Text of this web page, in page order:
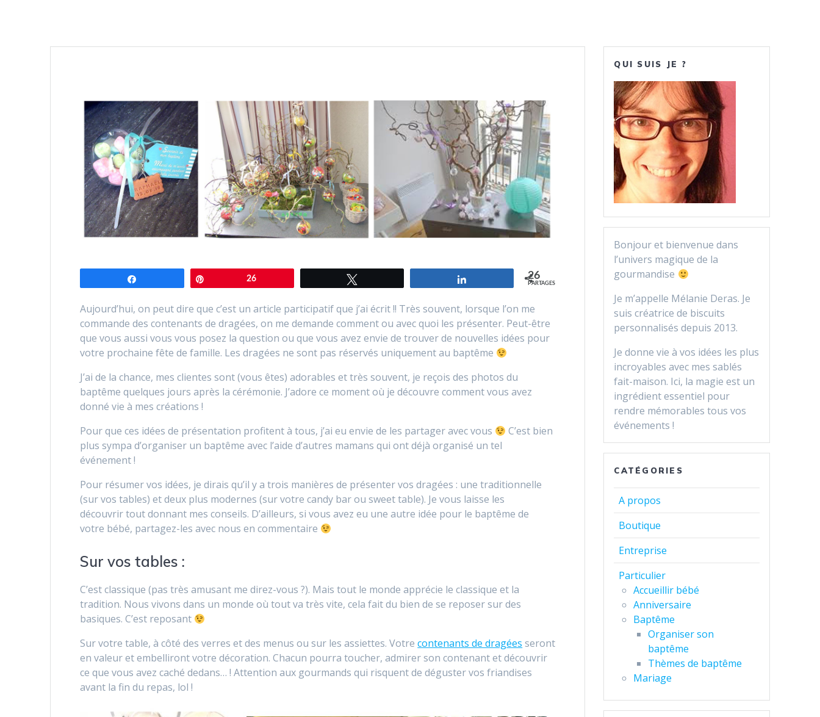
26 26
PARTAGES
Aujourd’hui, on peut dire que c’est un article participatif que j’ai écrit !! Très souvent, lorsque l’on me
commande des contenants de dragées, on me demande comment ou avec quoi les présenter. Peut-être
que vous aussi vous vous posez la question ou que vous avez envie de trouver de nouvelles idées pour
votre prochaine fête de famille. Les dragées ne sont pas réservés uniquement au baptême
J’ai de la chance, mes clientes sont (vous êtes) adorables et très souvent, je reçois des photos du
baptême quelques jours après la cérémonie. J’adore ce moment où je découvre comment vous avez
donné vie à mes créations !
Pour que ces idées de présentation profitent à tous, j’ai eu envie de les partager avec vous
C’est bien
plus sympa d’organiser un baptême avec l’aide d’autres mamans qui ont déjà organisé un tel
événement !
Pour résumer vos idées, je dirais qu’il y a trois manières de présenter vos dragées : une traditionnelle
(sur vos tables) et deux plus modernes (sur votre candy bar ou sweet table). Je vous laisse les
découvrir tout donnant mes conseils. D’ailleurs, si vous avez eu une autre idée pour le baptême de
votre bébé, partagez-les avec nous en commentaire
Sur vos tables :
C’est classique (pas très amusant me direz-vous ?). Mais tout le monde apprécie le classique et la
tradition. Nous vivons dans un monde où tout va très vite, cela fait du bien de se reposer sur des
basiques. C’est reposant
Sur votre table, à côté des verres et des menus ou sur les assiettes. Votrecontenants de dragées seront
en valeur et embelliront votre décoration. Chacun pourra toucher, admirer son contenant et découvrir
ce que vous avez caché dedans… ! Attention aux gourmands qui risquent de déguster vos friandises
avant la fin du repas, lol !
QUI SUIS JE ?
Bonjour et bienvenue dans
l’univers magique de la
gourmandise
Je m’appelle Mélanie Deras. Je
suis créatrice de biscuits
personnalisés depuis 2013.
Je donne vie à vos idées les plus
incroyables avec mes sablés
fait-maison. Ici, la magie est un
ingrédient essentiel pour
rendre mémorables tous vos
événements !
CATÉGORIES
A propos
Boutique
Entreprise
Particulier
Accueillir bébé
Anniversaire
Baptême
Organiser son
baptême
Thèmes de baptême
Mariage